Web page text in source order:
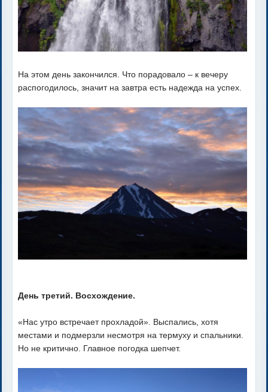
На этом день закончился. Что порадовало – к вечеру
распогодилось, значит на завтра есть надежда на успех.
День третий. Восхождение.
«Нас утро встречает прохладой». Выспались, хотя
местами и подмерзли несмотря на термуху и спальники.
Но не критично. Главное погодка шепчет.